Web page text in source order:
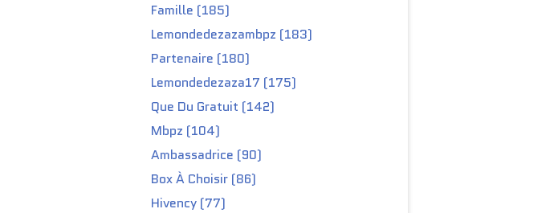
Famille (185)
Lemondedezazambpz (183)
Partenaire (180)
Lemondedezaza17 (175)
Que Du Gratuit (142)
Mbpz (104)
Ambassadrice (90)
Box À Choisir (86)
Hivency (77)